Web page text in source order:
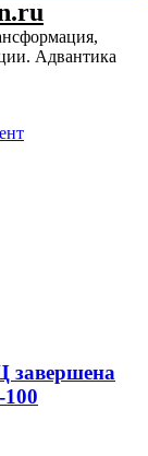
Адвантика
завершена